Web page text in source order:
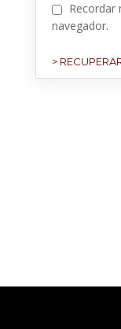
Recordar
navegador.
>